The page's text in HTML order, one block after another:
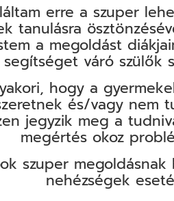
erre a szuper
tanulásra
a megoldást
segítséget váró szülők
hogy a
és/vagy nem
jegyzik meg a
megértés okoz
szuper
nehézségek